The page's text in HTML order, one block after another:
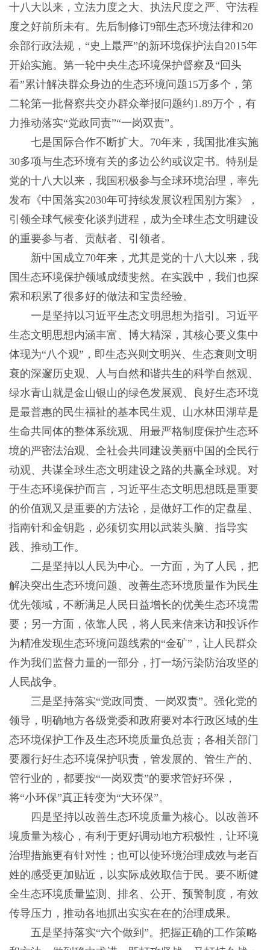
十八大以来，立法力度之大、执法尺度之严、守法程
度之好前所未有。先后制修订9部生态环境法律和20
余部行政法规，“史上最严”的新环境保护法自2015年
开始实施。第一轮中央生态环境保护督察及“回头
看”累计解决群众身边的生态环境问题15万多个，第
二轮第一批督察共交办群众举报问题约1.89万个，有
力推动落实“党政同责”“一岗双责”。
七是国际合作不断扩大。70年来，我国批准实施
30多项与生态环境有关的多边公约或议定书。特别是
党的十八大以来，我国积极参与全球环境治理，率先
发布《中国落实2030年可持续发展议程国别方案》，
引领全球气候变化谈判进程，成为全球生态文明建设
的重要参与者、贡献者、引领者。
新中国成立70年来，尤其是党的十八大以来，我
国生态环境保护领域成绩斐然。在实践中，我们也探
索和积累了很多好的做法和宝贵经验。
一是坚持以习近平生态文明思想为指引。习近平
生态文明思想内涵丰富、博大精深，其核心要义集中
体现为“八个观”，即生态兴则文明兴、生态衰则文明
衰的深邃历史观、人与自然和谐共生的科学自然观、
绿水青山就是金山银山的绿色发展观、良好生态环境
是最普惠的民生福祉的基本民生观、山水林田湖草是
生命共同体的整体系统观、用最严格制度保护生态环
境的严密法治观、全社会共同建设美丽中国的全民行
动观、共谋全球生态文明建设之路的共赢全球观。对
于生态环境保护而言，习近平生态文明思想既是重要
的价值观又是重要的方法论，是做好工作的定盘星、
指南针和金钥匙，必须切实用以武装头脑、指导实
践、推动工作。
二是坚持以人民为中心。一方面，为了人民，把
解决突出生态环境问题、改善生态环境质量作为民生
优先领域，不断满足人民日益增长的优美生态环境需
要；另一方面，依靠人民，将人民来信来访和投诉作
为精准发现生态环境问题线索的“金矿”，让人民群众
作为我们监督力量的一部分，打一场污染防治攻坚的
人民战争。
三是坚持落实“党政同责、一岗双责”。强化党的
领导，明确地方各级党委和政府要对本行政区域的生
态环境保护工作及生态环境质量负总责；各相关部门
要履行好生态环境保护职责，管发展的、管生产的、
管行业的，都要按“一岗双责”的要求管好环保，
将“小环保”真正转变为“大环保”。
四是坚持以改善生态环境质量为核心。以改善环
境质量为核心，有利于更好调动地方积极性，让环境
治理措施更有针对性；也可以使环境治理成效与老百
姓的感受更加贴近，以实际成效取信于民。要不断健
全生态环境质量监测、排名、公开、预警制度，有效
传导压力，推动各地抓出实实在在的治理成果。
五是坚持落实“六个做到”。把握正确的工作策略